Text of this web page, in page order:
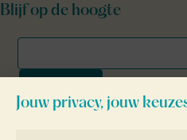
Blijf op de hoogte